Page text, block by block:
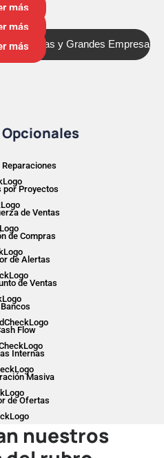
Medianas y Grandes Empresas
más
más
más
Reparaciones
por Proyectos
de Ventas
de Compras
de Alertas
de Ventas
Bancos
Flow
Internas
Masiva
de Ofertas
nuestros